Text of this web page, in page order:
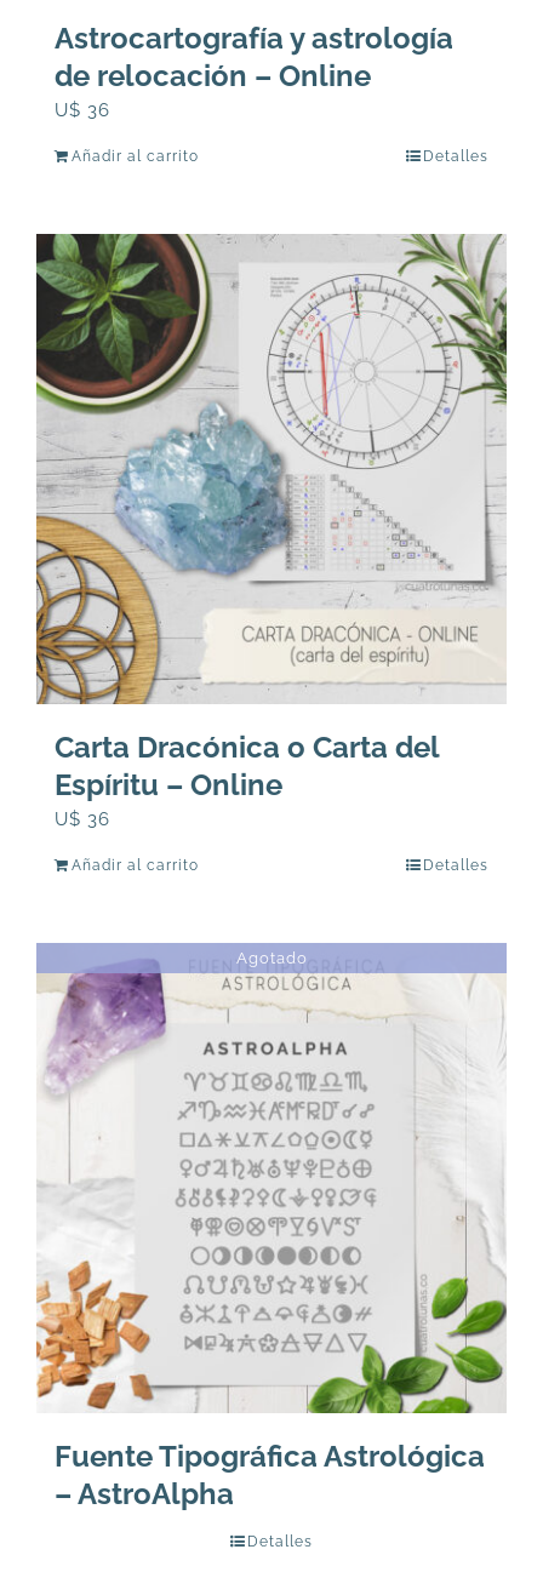
Astrocartografía y astrología
de relocación – Online
U$ 36
Añadir al carrito Detalles
Carta Dracónica o Carta del
Espíritu – Online
U$ 36
Añadir al carrito Detalles
Agotado
Fuente Tipográfica Astrológica
– AstroAlpha
Detalles